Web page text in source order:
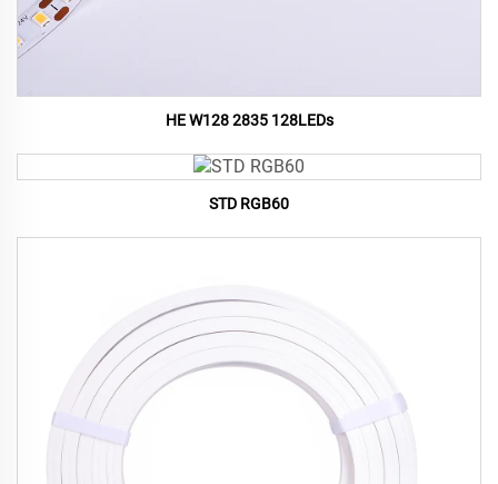
HE W128 2835 128LEDs
STD RGB60